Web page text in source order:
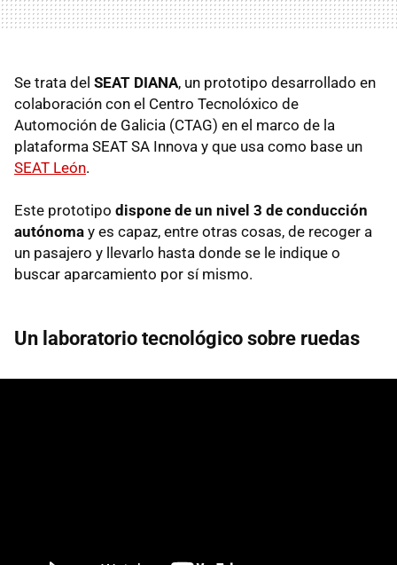
Se trata del SEAT DIANA, un prototipo desarrollado en
colaboración con el Centro Tecnolóxico de
Automoción de Galicia (CTAG) en el marco de la
plataforma SEAT SA Innova y que usa como base un
SEAT León.
Este prototipo dispone de un nivel 3 de conducción
autónoma y es capaz, entre otras cosas, de recoger a
un pasajero y llevarlo hasta donde se le indique o
buscar aparcamiento por sí mismo.
Un laboratorio tecnológico sobre ruedas